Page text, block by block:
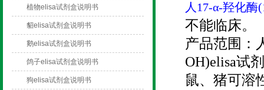
植物elisa试剂盒说明书
貂elisa试剂盒说明书
鹅elisa试剂盒说明书
鸽子elisa试剂盒说明书
狗elisa试剂盒说明书
人17-α-羟化酶
不能临床。
产品范围：
OH)elisa试
鼠、猪可溶